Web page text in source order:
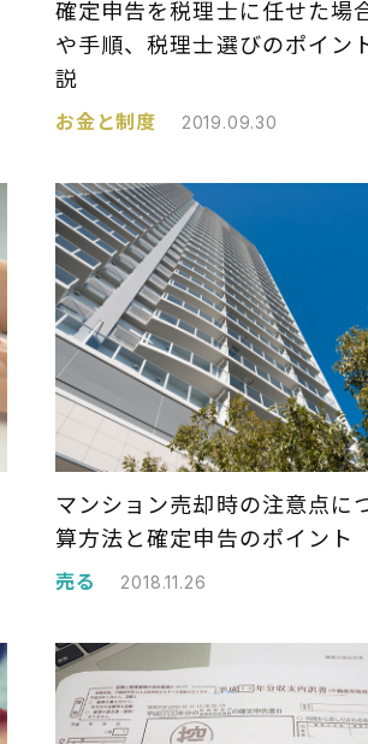
確定申告を税理士に任せた場
や手順、税理士選びのポイン
説
お金と制度 2019.09.30
マンション売却時の注意点に
算方法と確定申告のポイント
売る 2018.11.26